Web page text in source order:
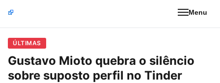
Menu
ÚLTIMAS
Gustavo Mioto quebra o silêncio
sobre suposto perfil no Tinder